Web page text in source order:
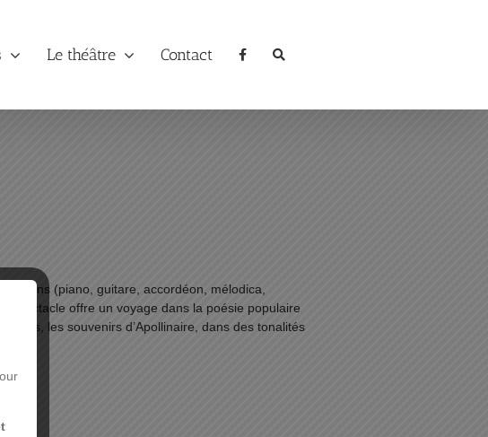
Le théâtre Contact
(piano, guitare, accordéon, mélodica,
spectacle offre un voyage dans la poésie populaire
les souvenirs d’Apollinaire, dans des tonalités